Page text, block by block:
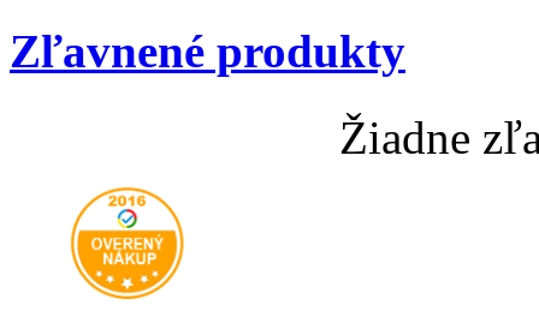
Zľavnené produkty
Žiadne